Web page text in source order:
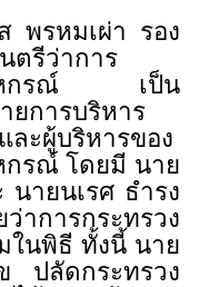
รหมเผ่า รอง
ตรีว่าการ
ะสหกรณ์ เป็น
ยการบริหาร
ละผู้บริหารของ
กรณ์ โดยมี นาย
ายนเรศ ธำรง
าการกระทรวง
ในพิธี ทั้งนี้ นาย
ปลัดกระทรวง